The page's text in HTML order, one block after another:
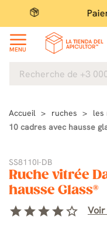
MENU
Accueil ruches les
10 cadres avec hausse
SS8110I-DB
Ruche vitrée
hausse Glass®
starstarstarstarstar_border